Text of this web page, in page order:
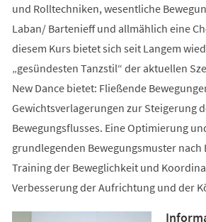
und Rolltechniken, wesentliche
Laban/ Bartenieff und allmählich eine
diesem Kurs bietet sich seit Langem
„gesündesten Tanzstil“ der aktuellen
New Dance bietet: Fließende
Gewichtsverlagerungen zur Steigerung
Bewegungsflusses. Eine Optimierung
grundlegenden Bewegungsmuster nach
Training der Beweglichkeit und
Verbesserung der Aufrichtung und der